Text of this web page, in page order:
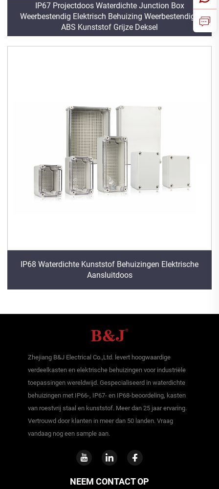
IP67 Projectdoos Waterdichte Junction Box
Weerbestendig Elektrisch Behuizing Weerbestendige
ABS Kunststof Grijze Deksel
IP68 Waterdichte Kunststof Behuizingen Elektrische
Aansluitdoos
Zhejiang B&J Electrical Co.,Ltd. levert hoogwaardige
verdeelkasten en elektrische behuizingen voor industriële
toepassingen wereldwijd. Gespecialiseerd in waterdichte
behuizingen met IP66-, IP67- en IP68-beoordeling, kasten
van roestvrij staal en kunststof. Meer dan 25 jaar ervaring.
Vertrouwd door klanten in meer dan 50 landen. Vraag
vandaag nog een sample aan.
NEEM CONTACT OP